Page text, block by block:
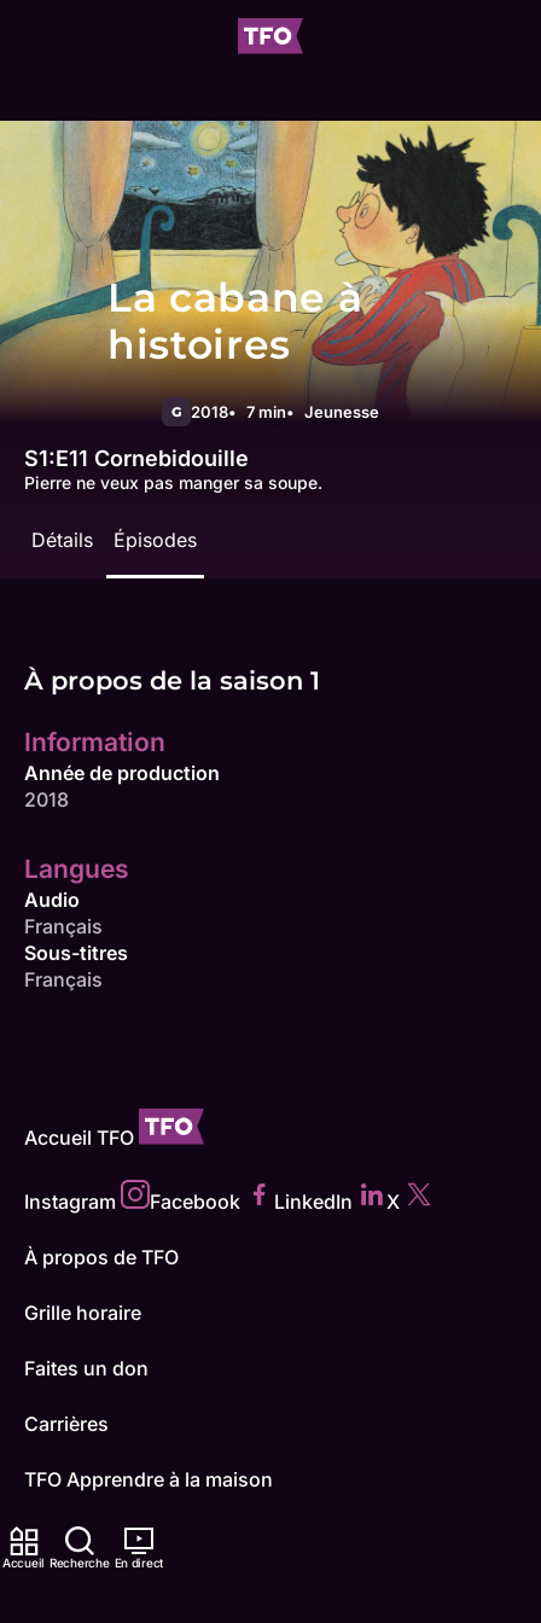
Accueil Recherche En direct
La cabane à
histoires
G 2018 7 min Jeunesse
S1:E11 Cornebidouille
Pierre ne veux pas manger sa soupe.
Détails Épisodes
À propos de la saison 1
Information
Année de production
2018
Langues
Audio
Français
Sous-titres
Français
Accueil TFO
Instagram Facebook LinkedIn X
À propos de TFO
Grille horaire
Faites un don
Carrières
TFO Apprendre à la maison
Comment nous capter